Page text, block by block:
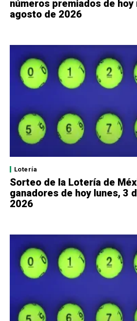
números premiados de hoy
agosto de 2026
Lotería
Sorteo de la Lotería de
ganadores de hoy lunes, 3
2026